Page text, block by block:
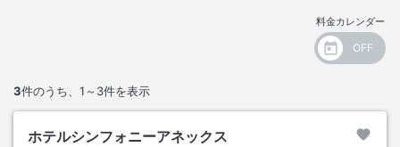
料金カレンダー
3件のうち、 1～3件を表示
ホテルシンフォニーアネックス